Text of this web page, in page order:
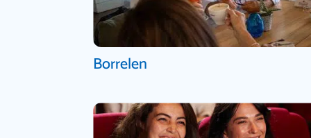
Borrelen